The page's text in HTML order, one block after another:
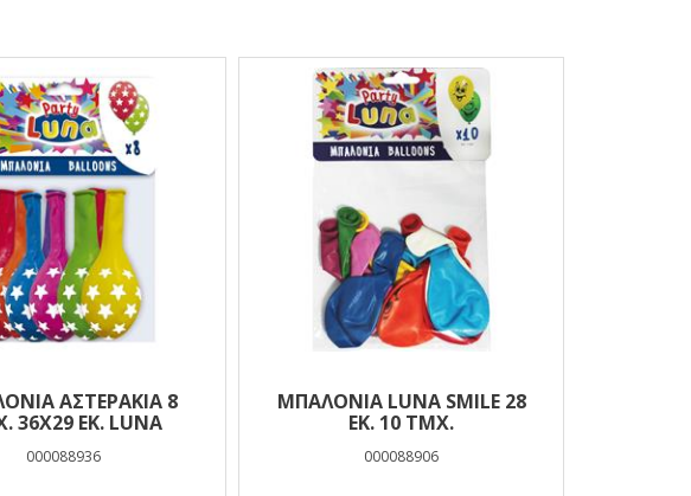
ΑΣΤΕΡΆΚΙΑ 8
36X29 ΕΚ. LUNA
000088936
ΜΠΑΛΌΝΙΑ LUNA SMILE 28
ΕΚ. 10 ΤΜΧ.
000088906